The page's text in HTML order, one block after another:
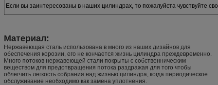
Если вы заинтересованы в наших цилиндрах, то пожалуйста чувствуйте
Материал:
Нержавеющая сталь использована в много из наших дизайнов для
обеспечения корозии, его не кончается жизнь цилиндра преждевременно.
Много потоков нержавеющей стали покрыты с собственническим
веществом для предотвращения потока раздражая для того чтобы
облегчить легкость собрания над жизнью цилиндра, когда периодическое
обслуживание необходимо как замена уплотнения.